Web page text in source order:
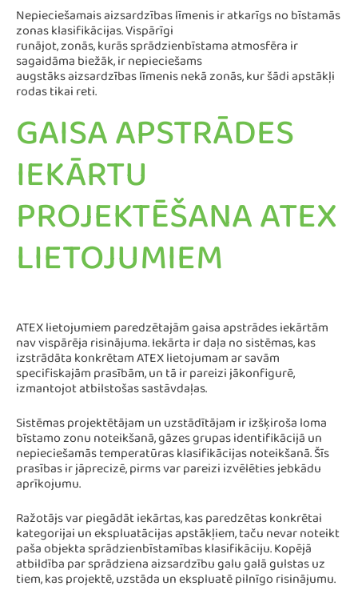
Nepieciešamais aizsardzības līmenis ir atkarīgs no bīstamās
zonas klasifikācijas. Vispārīgi
runājot, zonās, kurās sprādzienbīstama atmosfēra ir
sagaidāma biežāk, ir nepieciešams
augstāks aizsardzības līmenis nekā zonās, kur šādi apstākļi
rodas tikai reti.
GAISA APSTRĀDES
IEKĀRTU
PROJEKTĒŠANA ATEX
LIETOJUMIEM
ATEX lietojumiem paredzētajām gaisa apstrādes iekārtām
nav vispārēja risinājuma. Iekārta ir daļa no sistēmas, kas
izstrādāta konkrētam ATEX lietojumam ar savām
specifiskajām prasībām, un tā ir pareizi jākonfigurē,
izmantojot atbilstošas sastāvdaļas.
Sistēmas projektētājam un uzstādītājam ir izšķiroša loma
bīstamo zonu noteikšanā, gāzes grupas identifikācijā un
nepieciešamās temperatūras klasifikācijas noteikšanā. Šīs
prasības ir jāprecizē, pirms var pareizi izvēlēties jebkādu
aprīkojumu.
Ražotājs var piegādāt iekārtas, kas paredzētas konkrētai
kategorijai un ekspluatācijas apstākļiem, taču nevar noteikt
paša objekta sprādzienbīstamības klasifikāciju. Kopējā
atbildība par sprādziena aizsardzību galu galā gulstas uz
tiem, kas projektē, uzstāda un ekspluatē pilnīgo risinājumu.